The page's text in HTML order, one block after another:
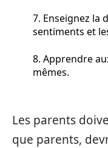
7. Enseignez la
sentiments et
8. Apprendre
mêmes.
Les parents
que parents,